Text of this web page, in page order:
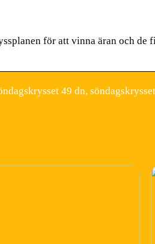
för att vinna äran och de
49 dn,